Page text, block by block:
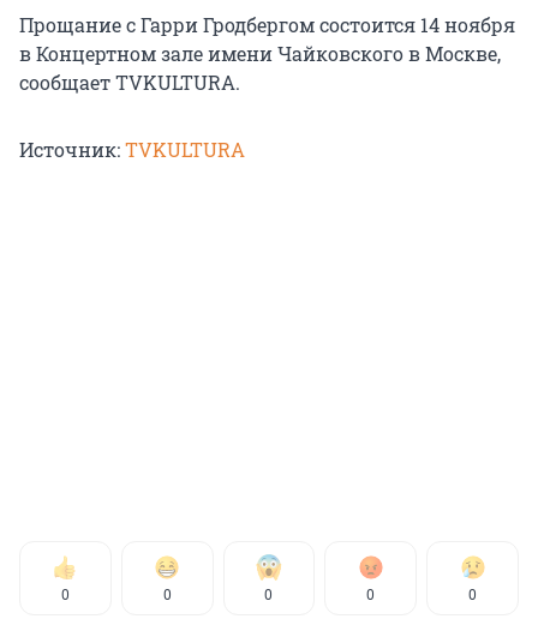
Прощание с Гарри Гродбергом состоится 14 ноября
в Концертном зале имени Чайковского в Москве,
сообщает TVKULTURA.
Источник:TVKULTURA
0 0 0 0 0